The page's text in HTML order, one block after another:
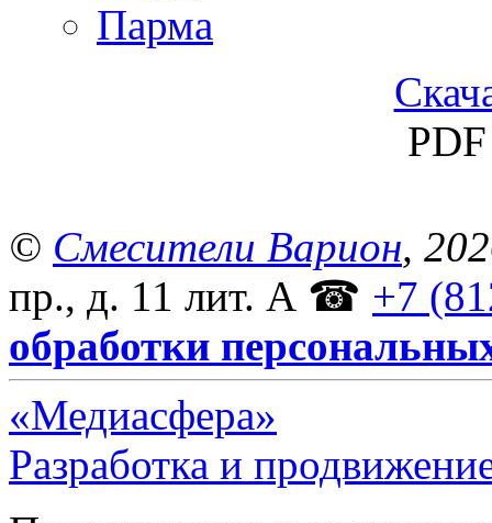
Парма
© Смесители Варион,
пр., д. 11 лит. А ☎ +7
обработки
«Медиасфера»
Разработка и